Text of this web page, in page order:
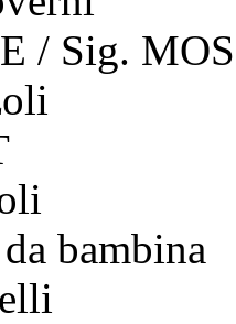
/ Sig.
bambina